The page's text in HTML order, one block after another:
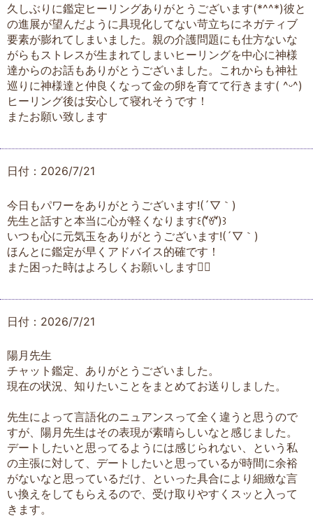
久しぶりに鑑定ヒーリングありがとうございます(*^^*)彼と
の進展が望んだように具現化してない苛立ちにネガティブ
要素が膨れてしまいました。親の介護問題にも仕方ないな
がらもストレスが生まれてしまいヒーリングを中心に神様
達からのお話もありがとうございました。これからも神社
巡りに神様達と仲良くなって金の卵を育てて行きます( ^ᵕ^)
ヒーリング後は安心して寝れそうです！
またお願い致します
日付：2026/7/21
今日もパワーをありがとうございます!(´▽｀)
先生と話すと本当に心が軽くなります꒰(͏ʻัꈊʻั)꒱
いつも心に元気玉をありがとうございます!(´▽｀)
ほんとに鑑定が早くアドバイス的確です！
また困った時はよろしくお願いします🙇‍♀️
日付：2026/7/21
陽月先生
チャット鑑定、ありがとうございました。
現在の状況、知りたいことをまとめてお送りしました。
先生によって言語化のニュアンスって全く違うと思うので
すが、陽月先生はその表現が素晴らしいなと感じました。
デートしたいと思ってるようには感じられない、という私
の主張に対して、デートしたいと思っているが時間に余裕
がないなと思っているだけ、といった具合により細緻な言
い換えをしてもらえるので、受け取りやすくスッと入って
きます。